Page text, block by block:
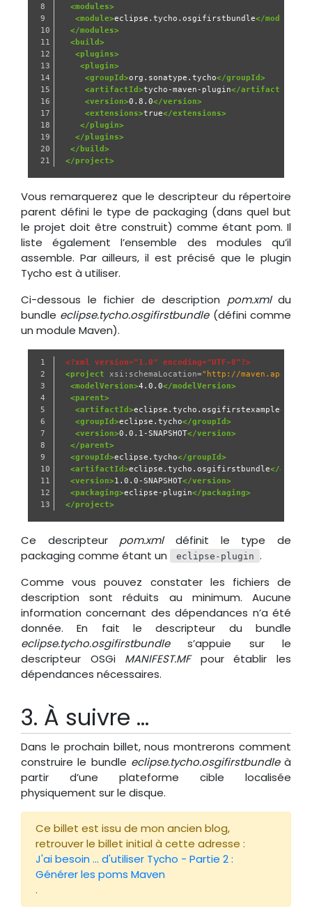
8
9
10
11
12
13
14
15
16
17
18
19
20
<modules>
<module>eclipse.tycho.osgifirstbundle</module>
</modules>
<build>
<plugins>
<plugin>
<groupId>org.sonatype.tycho</groupId>
<artifactId>tycho-maven-plugin</artifactId>
<version>0.8.0</version>
<extensions>true</extensions>
</plugin>
</plugins>
</build>
</project>
Vous remarquerez que le descripteur du répertoire
parent défini le type de packaging (dans quel but
le projet doit être construit) comme étant pom. Il
liste également l’ensemble des modules qu’il
assemble. Par ailleurs, il est précisé que le plugin
Tycho est à utiliser.
Ci-dessous le fichier de description pom.xmldu
bundle eclipse.tycho.osgifirstbundle(défini comme
un module Maven).
1
2
3
4
5
6
7
8
9
10
11
12
<?xml version="1.0" encoding="UTF-8"?>
<project
xsi:schemaLocation="http://
<modelVersion>4.0.0</modelVersion>
<parent>
<artifactId>eclipse.tycho.osgifirstexample</
<groupId>eclipse.tycho</groupId>
<version>0.0.1-SNAPSHOT</version>
</parent>
<groupId>eclipse.tycho</groupId>
<artifactId>eclipse.tycho.osgifirstbundle</
<version>1.0.0-SNAPSHOT</version>
<packaging>eclipse-plugin</packaging>
</project>
Ce descripteur pom.xmldéfinit le type de
packaging comme étant un
eclipse-plugin
.
Comme vous pouvez constater les fichiers de
description sont réduits au minimum. Aucune
information concernant des dépendances n’a été
donnée. En fait le descripteur du bundle
eclipse.tycho.osgifirstbundles’appuie sur le
descripteur OSGi MANIFEST.MFpour établir les
dépendances nécessaires.
À suivre …
Dans le prochain billet, nous montrerons comment
construire le bundle eclipse.tycho.osgifirstbundleà
partir d’une plateforme cible localisée
physiquement sur le disque.
Ce billet est issu de mon ancien blog,
retrouver le billet initial à cette adresse :
J'ai besoin ... d'utiliser Tycho - Partie 2 :
Générer les poms Maven
.